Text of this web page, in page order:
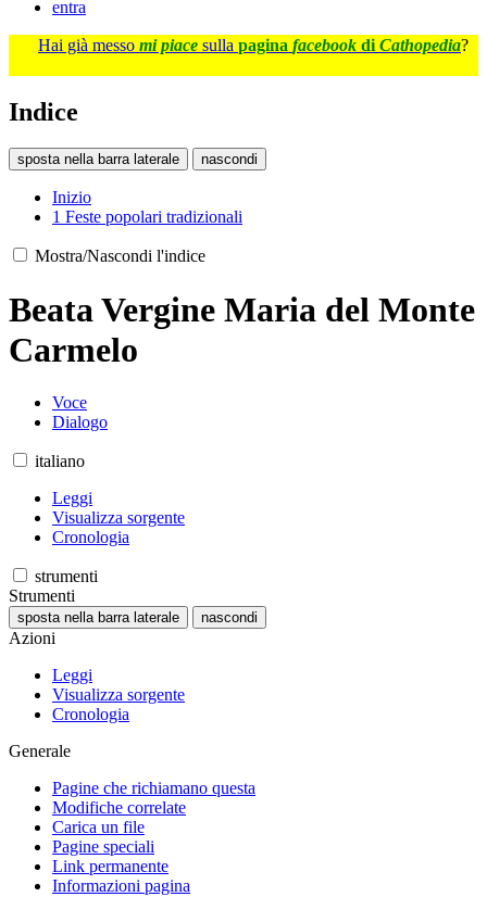
entra
Hai già messo mi piace sulla pagina facebook di Cathopedia?
Indice
sposta nella barra laterale nascondi
Inizio
1 Feste popolari tradizionali
Mostra/Nascondi l'indice
Beata Vergine Maria del Monte
Carmelo
Voce
Dialogo
italiano
Leggi
Visualizza sorgente
Cronologia
strumenti
Strumenti
sposta nella barra laterale nascondi
Azioni
Leggi
Visualizza sorgente
Cronologia
Generale
Pagine che richiamano questa
Modifiche correlate
Carica un file
Pagine speciali
Link permanente
Informazioni pagina